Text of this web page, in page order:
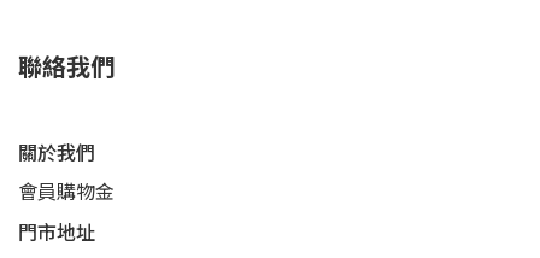
聯絡我們
關於我們
會員購物金
門市地址